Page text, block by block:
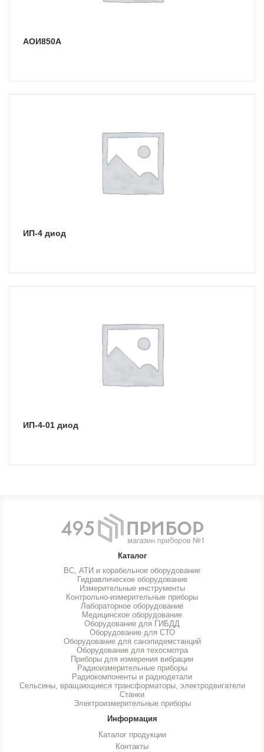
АОИ850А
ИП-4 диод
ИП-4-01 диод
Каталог
ВС, АТИ и корабельное оборудование
Гидравлическое оборудование
Измерительные инструменты
Контрольно-измерительные приборы
Лабораторное оборудование
Медицинское оборудование
Оборудование для ГИБДД
Оборудование для СТО
Оборудование для санэпидемстанций
Оборудование для техосмотра
Приборы для измерения вибрации
Радиоизмерительные приборы
Радиокомпоненты и радиодетали
Сельсины, вращающиеся трансформаторы, электродвигатели
Станки
Электроизмерительные приборы
Информация
Каталог продукции
Контакты